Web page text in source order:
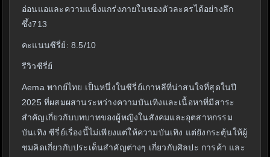
อ่อนแอและความแข็งแกร่งภายในของตัวละครได้อย่างลึก
ซึ้ง713
คะแนนซีรี่ย์: 8.5/10
รีวิวซีรี่ย์
Aema พากย์ไทย เป็นหนึ่งในซีรี่ย์เกาหลีที่น่าสนใจที่สุดในปี
2025 ที่ผสมผสานระหว่างความบันเทิงและเนื้อหาที่มีสาระ
สำคัญเกี่ยวกับบทบาทของผู้หญิงในสังคมและอุตสาหกรรม
บันเทิง ซีรี่ย์เรื่องนี้ไม่เพียงแต่ให้ความบันเทิง แต่ยังกระตุ้นให้ผู้
ชมคิดเกี่ยวกับประเด็นสำคัญต่างๆ เกี่ยวกับศิลปะ การค้า และ